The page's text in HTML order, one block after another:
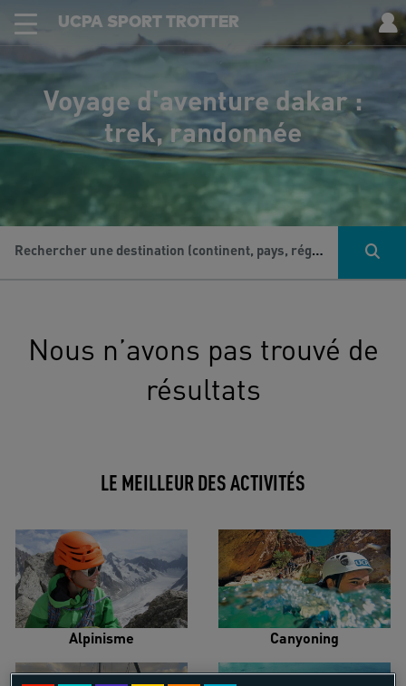
UCPA SPORT TROTTER
Voyage d'aventure dakar :
trek, randonnée
Rechercher une destination (continent, pays, région...), une activité...
Nous n’avons pas trouvé de
résultats
LE MEILLEUR DES ACTIVITÉS
Alpinisme Canyoning